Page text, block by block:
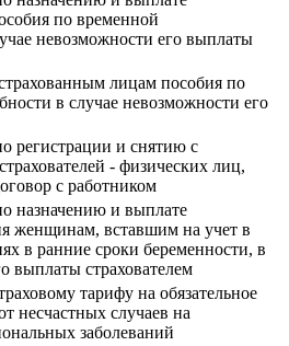
по временной
невозможности его выплаты
лицам пособия по
в случае невозможности его
регистрации и снятию с
- физических лиц,
с работником
назначению и выплате
женщинам, вставшим на учет в
в ранние сроки беременности, в
выплаты страхователем
тарифу на обязательное
несчастных случаев на
заболеваний